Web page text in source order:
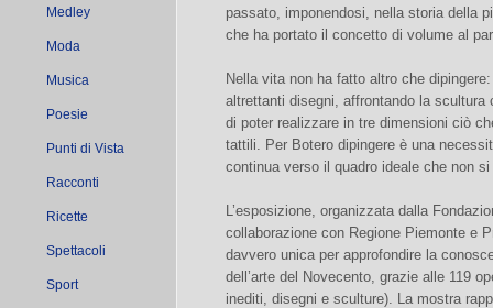
Medley
Moda
Musica
Poesie
Punti di Vista
Racconti
Ricette
Spettacoli
Sport
passato, imponendosi, nella storia della
che ha portato il concetto di volume al
Nella vita non ha fatto altro che
altrettanti disegni, affrontando la scultura
di poter realizzare in tre dimensioni ciò
tattili. Per Botero dipingere è una
continua verso il quadro ideale che non
L’esposizione, organizzata dalla
collaborazione con Regione Piemonte e
davvero unica per approfondire la
dell’arte del Novecento, grazie alle 119
inediti, disegni e sculture). La mostra